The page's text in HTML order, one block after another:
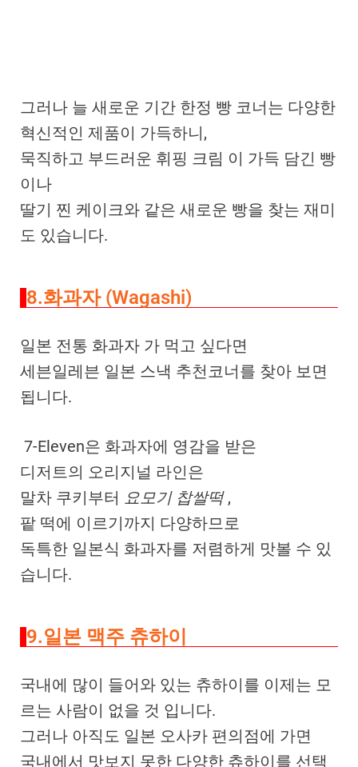
그러나 늘 새로운 기간 한정 빵 코너는 다양한
혁신적인 제품이 가득하니,
묵직하고 부드러운 휘핑 크림 이 가득 담긴 빵
이나
딸기 찐 케이크와 같은 새로운 빵을 찾는 재미
도 있습니다.
8.화과자 (Wagashi)
일본 전통 화과자 가 먹고 싶다면
세븐일레븐 일본 스낵 추천코너를 찾아 보면
됩니다.
7-Eleven은 화과자에 영감을 받은
디저트의 오리지널 라인은
말차 쿠키부터 요모기 찹쌀떡,
팥 떡에 이르기까지 다양하므로
독특한 일본식 화과자를 저렴하게 맛볼 수 있
습니다.
9.일본 맥주 츄하이
국내에 많이 들어와 있는 츄하이를 이제는 모
르는 사람이 없을 것 입니다.
그러나 아직도 일본 오사카 편의점에 가면
국내에서 맛보지 못한 다양한 츄하이를 선택